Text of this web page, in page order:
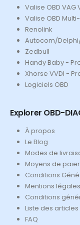
Valise OBD
Valise OBD
Renolink
Autocom/Delphi/
Zedbull
Handy Baby -
Xhorse VVDI -
Logiciels OBD
Explorer OBD-
À propos
Le Blog
Modes de
Moyens de
Conditions
Mentions
Conditions
Liste des
FAQ